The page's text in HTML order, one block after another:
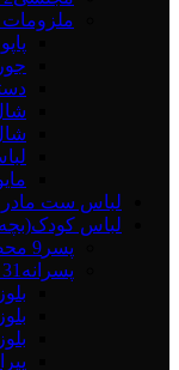
ملزومات
لباس ست
لباس کودک(بچه
پسر 9 محصول
پسرانه 31 محصول
بلوز